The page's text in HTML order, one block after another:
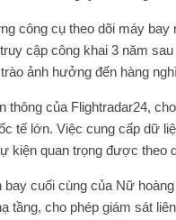
công cụ theo dõi máy
cập công khai 3 năm
ảnh hưởng đến hàng
thông của Flightradar24,
tế lớn. Việc cung cấp dữ
kiện quan trọng được theo
bay cuối cùng của Nữ
tầng, cho phép giám sát